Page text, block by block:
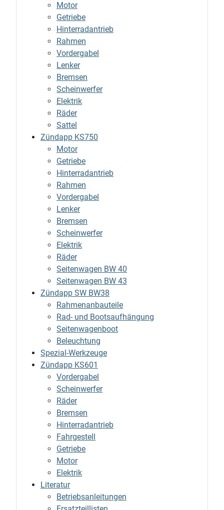
Motor
Getriebe
Hinterradantrieb
Rahmen
Vordergabel
Lenker
Bremsen
Scheinwerfer
Elektrik
Räder
Sattel
Zündapp KS750
Motor
Getriebe
Hinterradantrieb
Rahmen
Vordergabel
Lenker
Bremsen
Scheinwerfer
Elektrik
Räder
Seitenwagen BW 40
Seitenwagen BW 43
Zündapp SW BW38
Rahmenanbauteile
Rad- und Bootsaufhängung
Seitenwagenboot
Beleuchtung
Spezial-Werkzeuge
Zündapp KS601
Vordergabel
Scheinwerfer
Räder
Bremsen
Hinterradantrieb
Fahrgestell
Getriebe
Motor
Elektrik
Literatur
Betriebsanleitungen